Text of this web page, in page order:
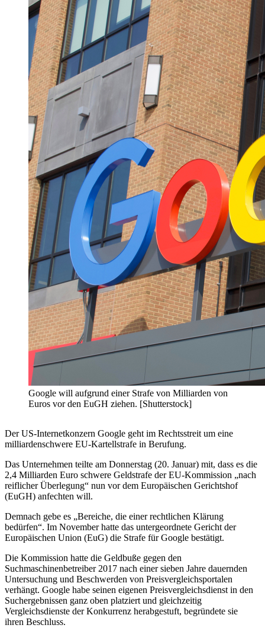
Google will aufgrund einer Strafe von Milliarden von
Euros vor den EuGH ziehen. [Shutterstock]
Der US-Internetkonzern Google geht im Rechtsstreit um eine
milliardenschwere EU-Kartellstrafe in Berufung.
Das Unternehmen teilte am Donnerstag (20. Januar) mit, dass es die
2,4 Milliarden Euro schwere Geldstrafe der EU-Kommission „nach
reiflicher Überlegung“ nun vor dem Europäischen Gerichtshof
(EuGH) anfechten will.
Demnach gebe es „Bereiche, die einer rechtlichen Klärung
bedürfen“. Im November hatte das untergeordnete Gericht der
Europäischen Union (EuG) die Strafe für Google bestätigt.
Die Kommission hatte die Geldbuße gegen den
Suchmaschinenbetreiber 2017 nach einer sieben Jahre dauernden
Untersuchung und Beschwerden von Preisvergleichsportalen
verhängt. Google habe seinen eigenen Preisvergleichsdienst in den
Suchergebnissen ganz oben platziert und gleichzeitig
Vergleichsdienste der Konkurrenz herabgestuft, begründete sie
ihren Beschluss.